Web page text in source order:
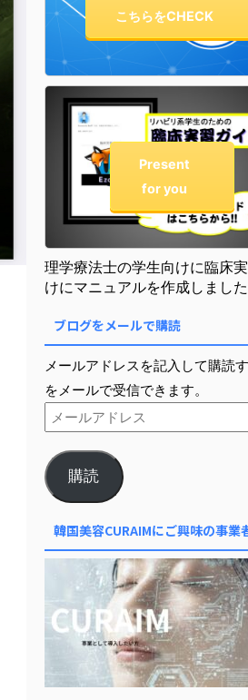
こちらをCHECK
Present
for you
理学療法士の学生向けに臨床
けにマニュアルを作成しました
ブログをメールで購読
メールアドレスを記入して購読
をメールで受信できます。
購読
韓国美容CURAIMにご興味の事業